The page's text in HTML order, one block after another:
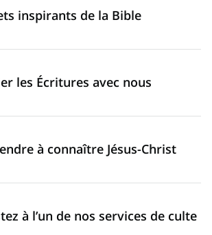
inspirants de la Bible
les Écritures avec nous
à connaître Jésus-Christ
à l’un de nos services de culte